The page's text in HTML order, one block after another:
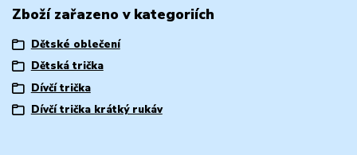
Zboží zařazeno v kategoriích
Dětské oblečení
Dětská trička
Dívčí trička
Dívčí trička krátký rukáv